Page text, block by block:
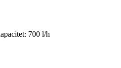
700 l/h